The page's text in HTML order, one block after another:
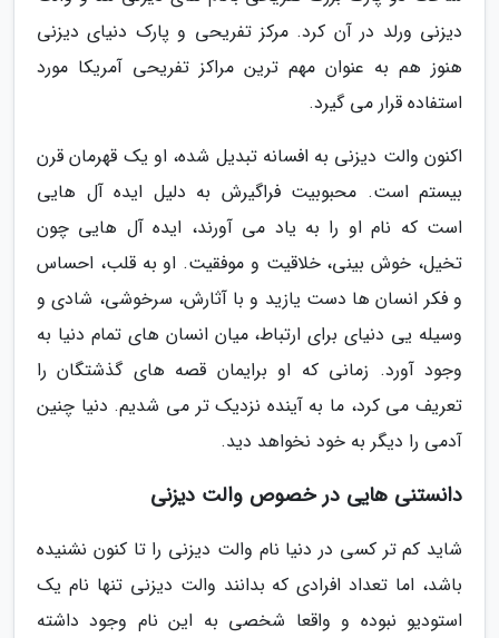
دیزنی ورلد در آن کرد. مرکز تفریحی و پارک دنیای دیزنی
هنوز هم به عنوان مهم ترین مراکز تفریحی آمریکا مورد
استفاده قرار می گیرد.
اکنون والت دیزنی به افسانه تبدیل شده، او یک قهرمان قرن
بیستم است. محبوبیت فراگیرش به دلیل ایده آل هایی
است که نام او را به یاد می آورند، ایده آل هایی چون
تخیل، خوش بینی، خلاقیت و موفقیت. او به قلب، احساس
و فکر انسان ها دست یازید و با آثارش، سرخوشی، شادی و
وسیله یی دنیای برای ارتباط، میان انسان های تمام دنیا به
وجود آورد. زمانی که او برایمان قصه های گذشتگان را
تعریف می کرد، ما به آینده نزدیک تر می شدیم. دنیا چنین
آدمی را دیگر به خود نخواهد دید.
دانستنی هایی در خصوص والت دیزنی
شاید کم تر کسی در دنیا نام والت دیزنی را تا کنون نشنیده
باشد، اما تعداد افرادی که بدانند والت دیزنی تنها نام یک
استودیو نبوده و واقعا شخصی به این نام وجود داشته